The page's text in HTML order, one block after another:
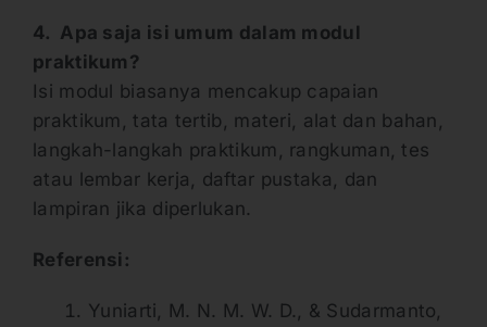
4. Apa saja isi umum dalam modul
praktikum?
Isi modul biasanya mencakup capaian
praktikum, tata tertib, materi, alat dan bahan,
langkah-langkah praktikum, rangkuman, tes
atau lembar kerja, daftar pustaka, dan
lampiran jika diperlukan.
Referensi:
Yuniarti, M. N. M. W. D., & Sudarmanto,